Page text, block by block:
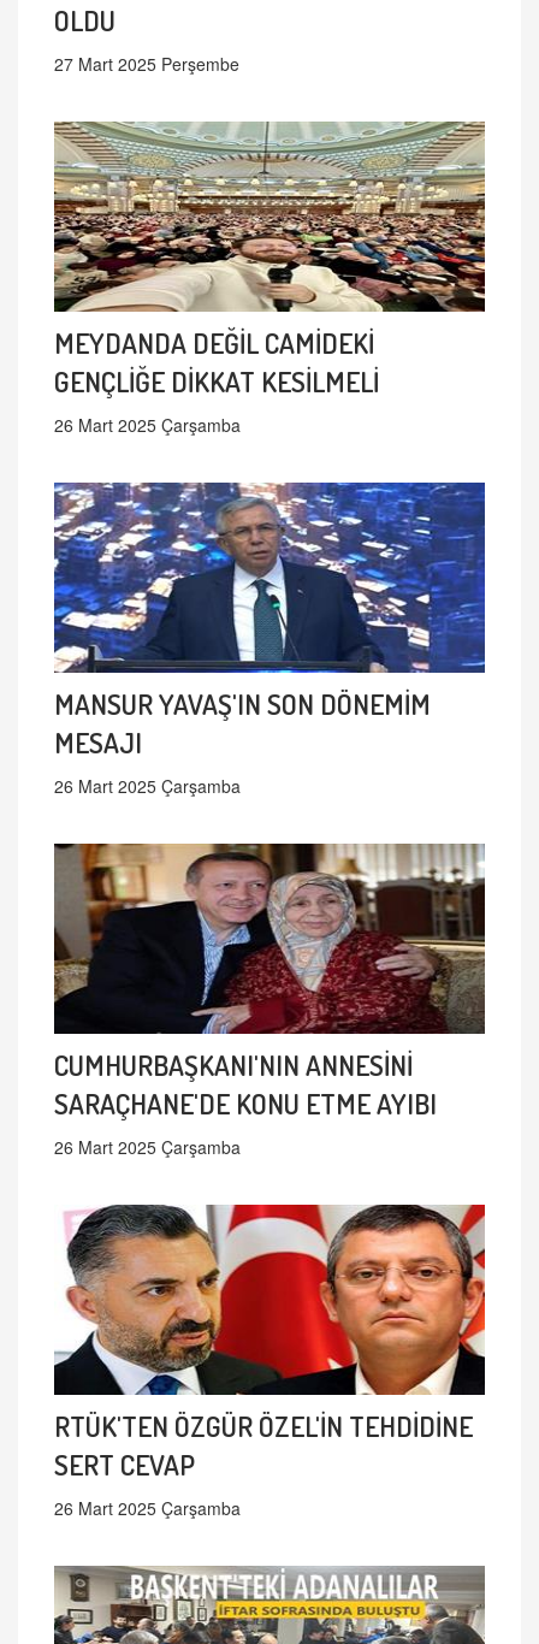
OLDU
27 Mart 2025 Perşembe
MEYDANDA DEĞİL CAMİDEKİ
GENÇLİĞE DİKKAT KESİLMELİ
26 Mart 2025 Çarşamba
MANSUR YAVAŞ'IN SON DÖNEMİM
MESAJI
26 Mart 2025 Çarşamba
CUMHURBAŞKANI'NIN ANNESİNİ
SARAÇHANE'DE KONU ETME AYIBI
26 Mart 2025 Çarşamba
RTÜK'TEN ÖZGÜR ÖZEL'İN TEHDİDİNE
SERT CEVAP
26 Mart 2025 Çarşamba